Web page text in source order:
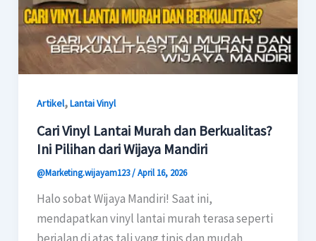
Artikel,Lantai Vinyl
Cari Vinyl Lantai Murah dan Berkualitas?
Ini Pilihan dari Wijaya Mandiri
@Marketing.wijayam123/April 16, 2026
Halo sobat Wijaya Mandiri! Saat ini,
mendapatkan vinyl lantai murah terasa seperti